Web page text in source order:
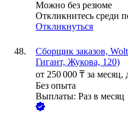
Можно без резюме
Откликнитесь среди
Откликнуться
Сборщик заказов,
Гигант, Жукова, 120)
от 250 000 ₸ за месяц,
Без опыта
Выплаты: Раз в месяц